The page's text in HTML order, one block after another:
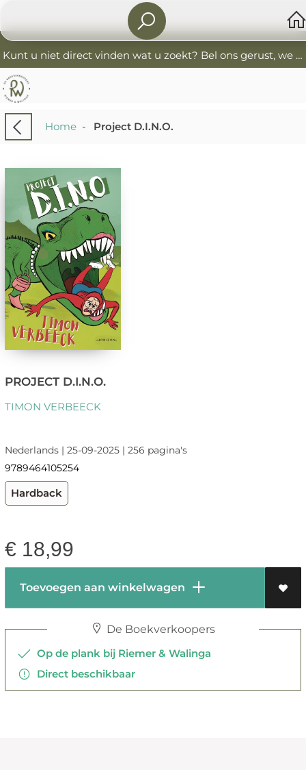
Kunt u niet direct vinden wat u zoekt? Bel ons gerust, we helpen u graag. 0341-552405 De Boekverkoopers
Home- Project D.I.N.O.
PROJECT D.I.N.O.
TIMON VERBEECK
Nederlands | 25-09-2025 | 256 pagina's
9789464105254
Hardback
€ 18,99
Toevoegen aan winkelwagen
De Boekverkoopers
Op de plank bij Riemer & Walinga
Direct beschikbaar